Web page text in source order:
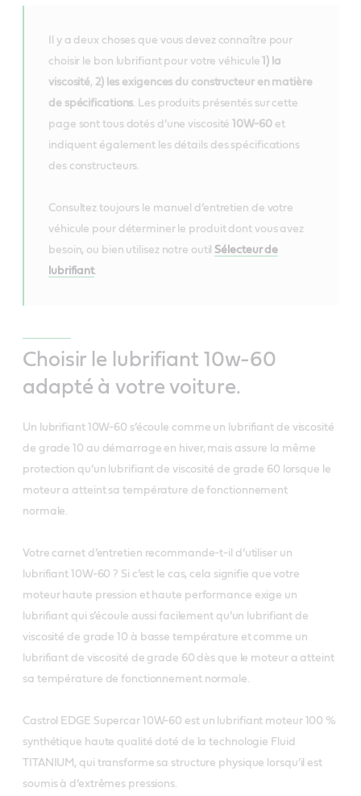
Il y a deux choses que vous devez connaître pour
choisir le bon lubrifiant pour votre véhicule 1) la
viscosité, 2) les exigences du constructeur en matière
de spécifications. Les produits présentés sur cette
page sont tous dotés d’une viscosité10W-60et
indiquent également les détails des spécifications
des constructeurs.
Consultez toujours le manuel d’entretien de votre
véhicule pour déterminer le produit dont vous avez
besoin, ou bien utilisez notre outil Sélecteur de
lubrifiant.
Choisir le lubrifiant 10w-60
adapté à votre voiture.
Un lubrifiant 10W-60 s’écoule comme un lubrifiant de viscosité
de grade 10 au démarrage en hiver, mais assure la même
protection qu’un lubrifiant de viscosité de grade 60 lorsque le
moteur a atteint sa température de fonctionnement
normale.
Votre carnet d’entretien recommande-t-il d’utiliser un
lubrifiant 10W-60 ? Si c’est le cas, cela signifie que votre
moteur haute pression et haute performance exige un
lubrifiant qui s’écoule aussi facilement qu’un lubrifiant de
viscosité de grade 10 à basse température et comme un
lubrifiant de viscosité de grade 60 dès que le moteur a atteint
sa température de fonctionnement normale.
Castrol EDGE Supercar 10W-60 est un lubrifiant moteur 100 %
synthétique haute qualité doté de la technologie Fluid
TITANIUM, qui transforme sa structure physique lorsqu’il est
soumis à d’extrêmes pressions.